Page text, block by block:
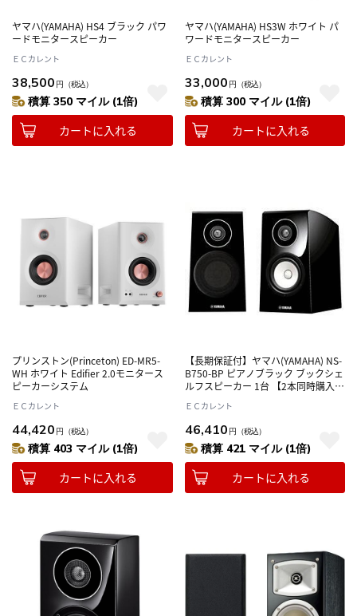
ヤマハ(YAMAHA) HS4 ブラック パワ
ードモニタースピーカー
ＥＣカレント
38,500 円 （税込）
積算 350 マイル (1倍)
カートに入れる
ヤマハ(YAMAHA) HS3W ホワイト パ
ワードモニタースピーカー
ＥＣカレント
33,000 円 （税込）
積算 300 マイル (1倍)
カートに入れる
プリンストン(Princeton) ED-MR5-
WH ホワイト Edifier 2.0モニタース
ピーカーシステム
ＥＣカレント
44,420 円 （税込）
積算 403 マイル (1倍)
カートに入れる
【長期保証付】ヤマハ(YAMAHA) NS-
B750-BP ピアノブラック ブックシェ
ルフスピーカー 1台 【2本同時購入を
ＥＣカレント
46,410 円 （税込）
積算 421 マイル (1倍)
カートに入れる